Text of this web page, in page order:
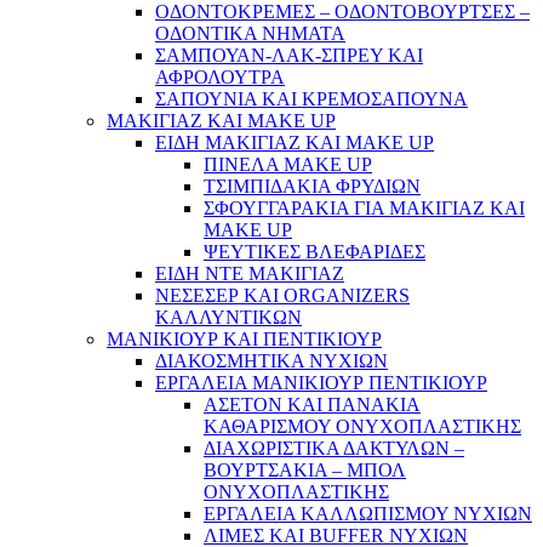
ΟΔΟΝΤΟΚΡΕΜΕΣ – ΟΔΟΝΤΟΒΟΥΡΤΣΕΣ –
ΟΔΟΝΤΙΚΑ ΝΗΜΑΤΑ
ΣΑΜΠΟΥΑΝ-ΛΑΚ-ΣΠΡΕΥ ΚΑΙ
ΑΦΡΟΛΟΥΤΡΑ
ΣΑΠΟΥΝΙΑ ΚΑΙ ΚΡΕΜΟΣΑΠΟΥΝΑ
ΜΑΚΙΓΙΑΖ ΚΑΙ MAKE UP
ΕΙΔΗ ΜΑΚΙΓΙΑΖ ΚΑΙ MAKE UP
ΠΙΝΕΛΑ MAKE UP
ΤΣΙΜΠΙΔΑΚΙΑ ΦΡΥΔΙΩΝ
ΣΦΟΥΓΓΑΡΑΚΙΑ ΓΙΑ ΜΑΚΙΓΙΑZ ΚΑΙ
MAKE UP
ΨΕΥΤΙΚΕΣ ΒΛΕΦΑΡΙΔΕΣ
ΕΙΔΗ ΝΤΕ ΜΑΚΙΓΙΑΖ
ΝΕΣΕΣΕΡ ΚΑΙ ORGANIZERS
ΚΑΛΛΥΝΤΙΚΩΝ
ΜΑΝΙΚΙΟΥΡ ΚΑΙ ΠΕΝΤΙΚΙΟΥΡ
ΔΙΑΚΟΣΜΗΤΙΚΑ ΝΥΧΙΩΝ
ΕΡΓΑΛΕΙΑ ΜΑΝΙΚΙΟΥΡ ΠΕΝΤΙΚΙΟΥΡ
ΑΣΕΤΟΝ ΚΑΙ ΠΑΝΑΚΙΑ
ΚΑΘΑΡΙΣΜΟΥ ΟΝΥΧΟΠΛΑΣΤΙΚΗΣ
ΔΙΑΧΩΡΙΣΤΙΚΑ ΔΑΚΤΥΛΩΝ –
ΒΟΥΡΤΣΑΚΙΑ – ΜΠΟΛ
ΟΝΥΧΟΠΛΑΣΤΙΚΗΣ
ΕΡΓΑΛΕΙΑ ΚΑΛΛΩΠΙΣΜΟΥ ΝΥΧΙΩΝ
ΛΙΜΕΣ ΚΑΙ BUFFER ΝΥΧΙΩΝ